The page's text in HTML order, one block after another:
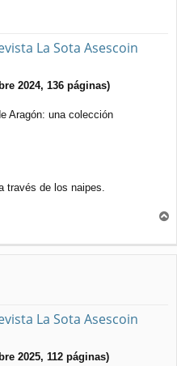
La Sota Asescoin
2024, 136 páginas)
Aragón: una colección
través de los naipes.
r
i
La Sota Asescoin
2025, 112 páginas)